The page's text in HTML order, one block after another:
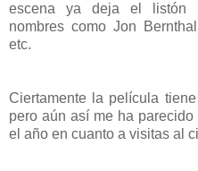
escena ya deja el listón
nombres como Jon
etc.
Ciertamente la película
pero aún así me ha
el año en cuanto a visitas al